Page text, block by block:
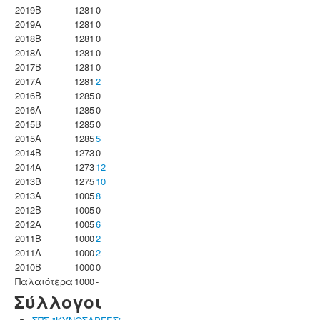
2019B
1281 0
2019A
1281 0
2018B
1281 0
2018A
1281 0
2017B
1281 0
2017A
1281 2
2016B
12850
2016A
12850
2015B
12850
2015A
12855
2014B
12730
2014A
127312
2013B
127510
2013A
10058
2012B
10050
2012A
10056
2011B
10002
2011A
10002
2010B
10000
Παλαιότερα 1000-
Σύλλογοι